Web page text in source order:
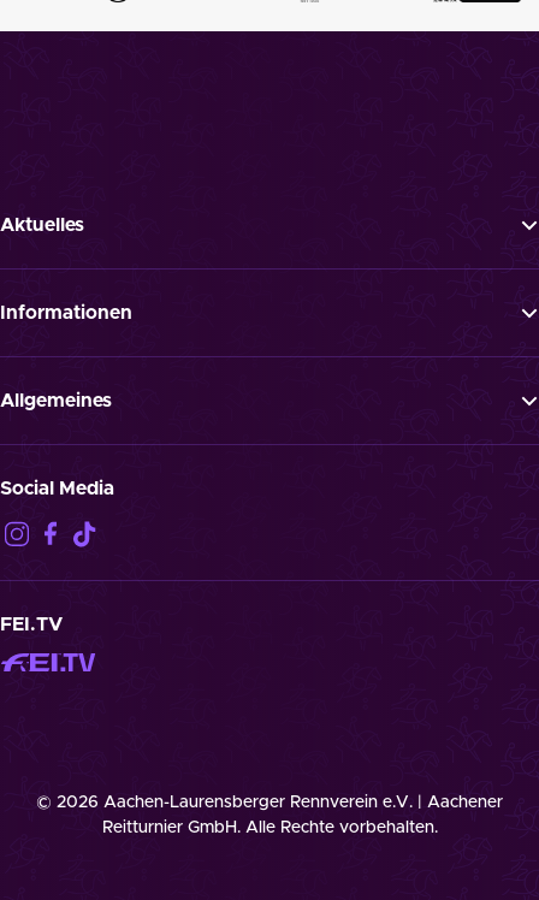
Aktuelles
Tickets
News
Informationen
FAQ
Allgemeines
ATGB
Datenschutz
Impressum
Kontakt
Cookies
Social Media
FEI.TV
© 2026 Aachen-Laurensberger Rennverein e.V. | Aachener
Reitturnier GmbH. Alle Rechte vorbehalten.